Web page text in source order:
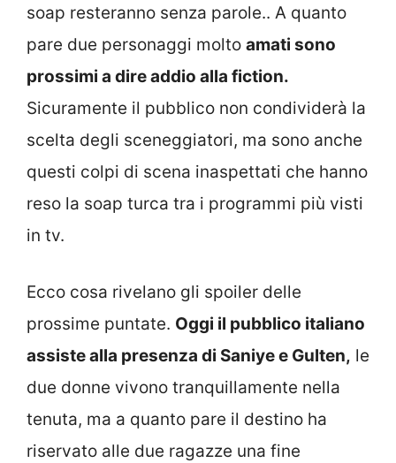
soap resteranno senza parole.. A quanto
pare due personaggi molto amati sono
prossimi a dire addio alla fiction.
Sicuramente il pubblico non condividerà la
scelta degli sceneggiatori, ma sono anche
questi colpi di scena inaspettati che hanno
reso la soap turca tra i programmi più visti
in tv.
Ecco cosa rivelano gli spoiler delle
prossime puntate. Oggi il pubblico italiano
assiste alla presenza di Saniye e Gulten, le
due donne vivono tranquillamente nella
tenuta, ma a quanto pare il destino ha
riservato alle due ragazze una fine